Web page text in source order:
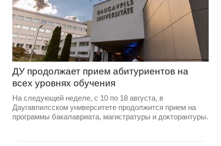
ДУ продолжает прием абитуриентов на
всех уровнях обучения
На следующей неделе, с 10 по 18 августа, в
Даугавпилсском университете продолжится прием на
программы бакалавриата, магистратуры и докторантуры.